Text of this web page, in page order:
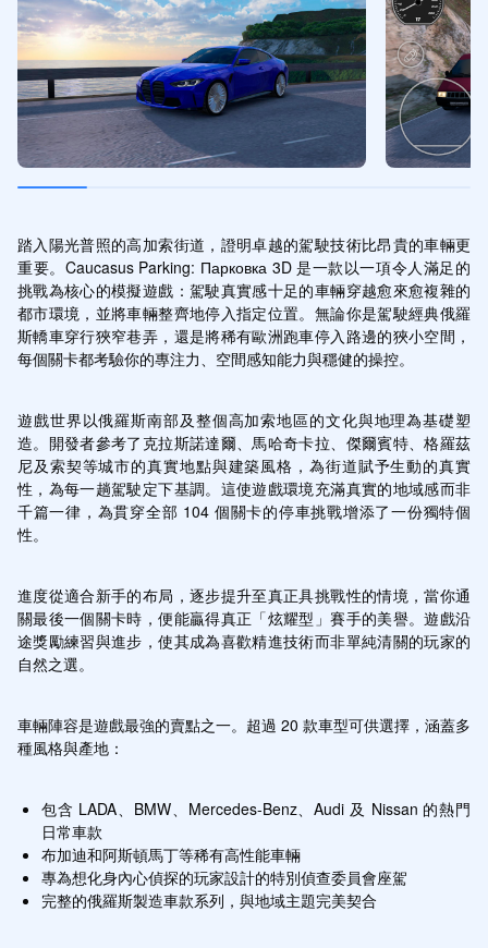
踏入陽光普照的高加索街道，證明卓越的駕駛技術比昂貴的車輛更
重要。Caucasus Parking: Парковка 3D 是一款以一項令人滿足的
挑戰為核心的模擬遊戲：駕駛真實感十足的車輛穿越愈來愈複雜的
都市環境，並將車輛整齊地停入指定位置。無論你是駕駛經典俄羅
斯轎車穿行狹窄巷弄，還是將稀有歐洲跑車停入路邊的狹小空間，
每個關卡都考驗你的專注力、空間感知能力與穩健的操控。
遊戲世界以俄羅斯南部及整個高加索地區的文化與地理為基礎塑
造。開發者參考了克拉斯諾達爾、馬哈奇卡拉、傑爾賓特、格羅茲
尼及索契等城市的真實地點與建築風格，為街道賦予生動的真實
性，為每一趟駕駛定下基調。這使遊戲環境充滿真實的地域感而非
千篇一律，為貫穿全部 104 個關卡的停車挑戰增添了一份獨特個
性。
進度從適合新手的布局，逐步提升至真正具挑戰性的情境，當你通
關最後一個關卡時，便能贏得真正「炫耀型」賽手的美譽。遊戲沿
途獎勵練習與進步，使其成為喜歡精進技術而非單純清關的玩家的
自然之選。
車輛陣容是遊戲最強的賣點之一。超過 20 款車型可供選擇，涵蓋多
種風格與產地：
包含 LADA、BMW、Mercedes-Benz、Audi 及 Nissan 的熱門
日常車款
布加迪和阿斯頓馬丁等稀有高性能車輛
專為想化身內心偵探的玩家設計的特別偵查委員會座駕
完整的俄羅斯製造車款系列，與地域主題完美契合